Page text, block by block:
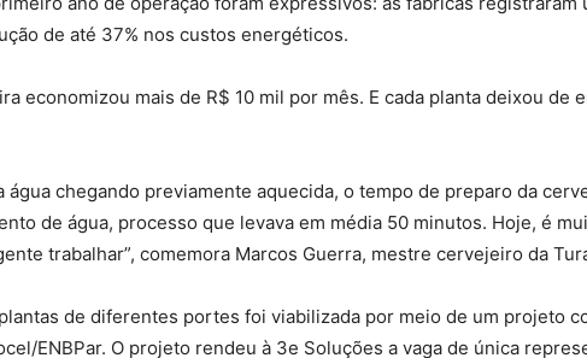
de até 37% nos custos energéticos.
economizou mais de R$ 10 mil por mês. E cada planta deixou de
água chegando previamente aquecida, o tempo de preparo da
de água, processo que levava em média 50 minutos. Hoje, é
trabalhar”, comemora Marcos Guerra, mestre cervejeiro da
de diferentes portes foi viabilizada por meio de um projeto
ENBPar. O projeto rendeu à 3e Soluções a vaga de única